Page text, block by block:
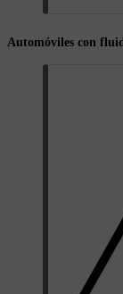
Automóviles con